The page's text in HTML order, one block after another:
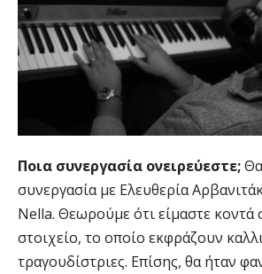
Ποια συνεργασία ονειρεύεστε;
συνεργασία με Ελευθερία
Nella. Θεωρούμε ότι είμαστε κοντά
στοιχείο, το οποίο εκφράζουν
τραγουδίστριες. Επίσης, θα ήταν